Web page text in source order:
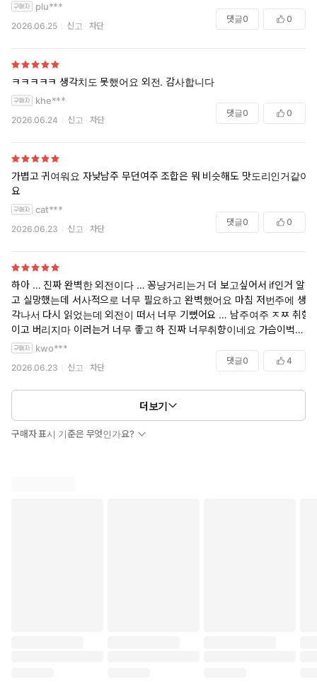
plu***
2026.06.25 신고 차단
댓글0 0
ㅋㅋㅋㅋㅋ 생각치도 못했어요 외전. 감사합니다
khe***
2026.06.24 신고 차단
댓글0 0
가볍고 귀여워요 자낮남주 무던여주 조합은 뭐 비슷해도 맛도리인거같아
요
cat***
2026.06.23 신고 차단
댓글0 0
하아 … 진짜 완벽한 외전이다 … 꽁냥거리는거 더 보고싶어서 if인거 알
고 실망했는데 서사적으로 너무 필요하고 완벽했어요 마침 저번주에 생
각나서 다시 읽었는데 외전이 떠서 너무 기뻤어요 … 남주여주 ㅈㅉ 취향
이고 버리지마 이러는거 너무 좋고 하 진짜 너무취향이네요 가슴이벅차
네요 사랑해요 작가님 또주세요
사알짝 엉성한 부분이 있긴 하지만 그게 단권의 맛이라 어쩔 수 없고 입덕
부정기..짝사랑기를 좋아해서 너무 좋았어요 … 라고 처음 후기에 남겼는
데 외전으로 완벽해진 거 같아요
kwo***
2026.06.23 신고 차단
댓글0 4
더보기
구매자 표시 기준은 무엇인가요?